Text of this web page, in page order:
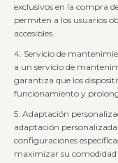
exclusivos en la compra
permiten a los usuarios
accesibles.
4. Servicio de
a un servicio de
garantiza que los
funcionamiento y
5. Adaptación
adaptación
configuraciones
maximizar su comodidad